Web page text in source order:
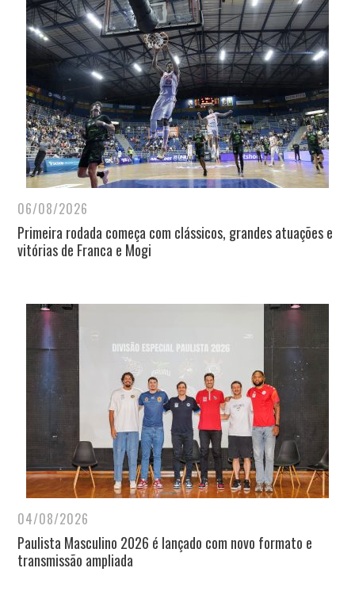
06/08/2026
Primeira rodada começa com clássicos, grandes atuações e
vitórias de Franca e Mogi
04/08/2026
Paulista Masculino 2026 é lançado com novo formato e
transmissão ampliada